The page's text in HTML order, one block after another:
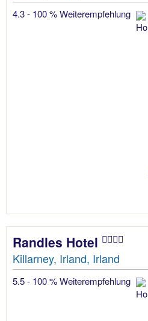
4.3 - 100 % Weiterempfehlung
Randles Hotel
Killarney, Irland, Irland
5.5 - 100 % Weiterempfehlung